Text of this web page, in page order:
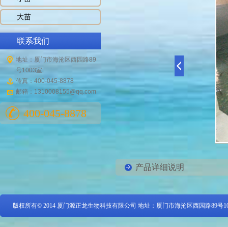
大苗
联系我们
地址：厦门市海沧区西园路89
号1003室
传真：400-045-8878
邮箱：1310008155@qq.com
400-045-8878
产品详细说明
版权所有© 2014 厦门源正龙生物科技有限公司 地址：厦门市海沧区西园路89号